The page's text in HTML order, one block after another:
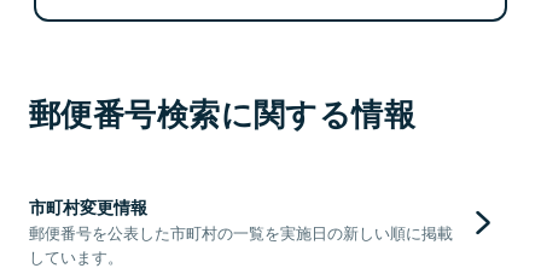
郵便番号検索に関する情報
市町村変更情報
郵便番号を公表した市町村の一覧を実施日の新しい順に掲載
しています。